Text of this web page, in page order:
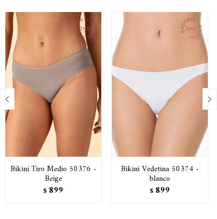
Bikini Tiro Medio 50376 -
Beige
$ 899
Bikini Vedetina 50374 -
blanco
$ 899
 